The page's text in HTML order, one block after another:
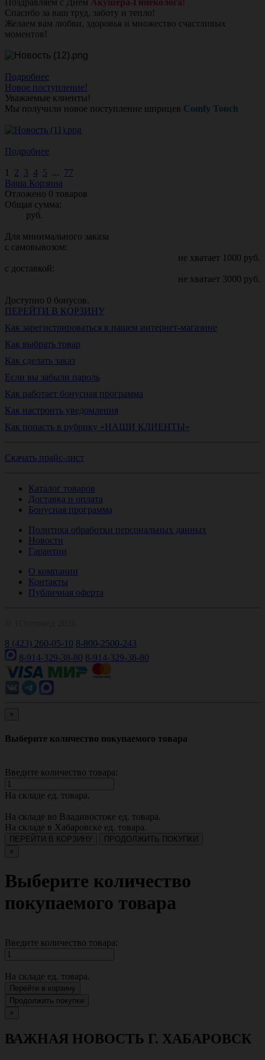
Поздравляем с Днём Акушера-Гинеколога!
Спасибо за ваш труд, заботу и тепло!
Желаем вам любви, здоровья и множество счастливых
моментов!
Подробнее
Новое поступление!
Уважаемые клиенты!
Мы получили новое поступление шприцев Comfy Touch
Подробнее
1 2 3 4 5 ... 77
Ваша Корзина
Отложено 0 товаров
Общая сумма:
руб.
Для минимального заказа
с самовывозом:
не хватает 1000 руб.
с доставкой:
не хватает 3000 руб.
Доступно 0 бонусов.
ПЕРЕЙТИ В КОРЗИНУ
Как зарегистрироваться в нашем интернет-магазине
Как выбрать товар
Как сделать заказ
Если вы забыли пароль
Как работает бонусная программа
Как настроить уведомления
Как попасть в рубрику «НАШИ КЛИЕНТЫ»
Скачать прайс-лист
Каталог товаров
Доставка и оплата
Бонусная программа
Политика обработки персональных данных
Новости
Гарантии
О компании
Контакты
Публичная оферта
8 (423) 260-05-10 8-800-2500-243
8-914-329-38-80 8-914-329-38-80
×
Выберите количество покупаемого товара
Введите количество товара:
На складе ед. товара.
На складе во Владивостоке ед. товара.
На складе в Хабаровске ед. товара.
ПЕРЕЙТИ В КОРЗИНУ
ПРОДОЛЖИТЬ ПОКУПКИ
×
Выберите количество
покупаемого товара
Введите количество товара:
На складе ед. товара.
Перейти в корзину
Продолжить покупки
×
ВАЖНАЯ НОВОСТЬ Г. ХАБАРОВСК